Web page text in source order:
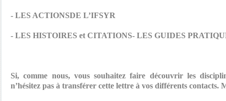
- LES ACTIONSDE L’IFSYR
- LES HISTOIRES et CITATIONS- LES GUIDES
Si, comme nous, vous souhaitez faire découvrir les
n’hésitez pas à transférer cette lettre à vos différents contacts.